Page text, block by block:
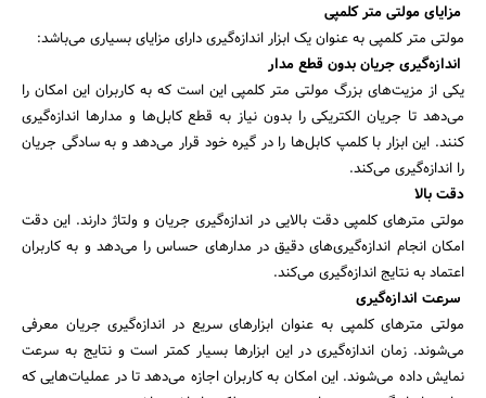
مزایای مولتی متر کلمپی
مولتی متر کلمپی به عنوان یک ابزار اندازه‌گیری دارای مزایای بسیاری می‌باشد:
اندازه‌گیری جریان بدون قطع مدار
یکی از مزیت‌های بزرگ مولتی متر کلمپی این است که به کاربران این امکان را
می‌دهد تا جریان الکتریکی را بدون نیاز به قطع کابل‌ها و مدارها اندازه‌گیری
کنند. این ابزار با کلمپ کابل‌ها را در گیره خود قرار می‌دهد و به سادگی جریان
را اندازه‌گیری می‌کند.
دقت بالا
مولتی مترهای کلمپی دقت بالایی در اندازه‌گیری جریان و ولتاژ دارند. این دقت
امکان انجام اندازه‌گیری‌های دقیق در مدارهای حساس را می‌دهد و به کاربران
اعتماد به نتایج اندازه‌گیری می‌کند.
سرعت اندازه‌گیری
مولتی مترهای کلمپی به عنوان ابزارهای سریع در اندازه‌گیری جریان معرفی
می‌شوند. زمان اندازه‌گیری در این ابزارها بسیار کمتر است و نتایج به سرعت
نمایش داده می‌شوند. این امکان به کاربران اجازه می‌دهد تا در عملیات‌هایی که